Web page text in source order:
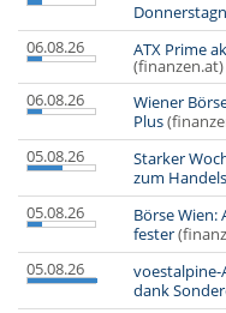
06.08.26
ATX Prime
(finanzen.at)
06.08.26
Wiener
Plus
05.08.26
Starker
zum
05.08.26
Börse Wien:
fester
05.08.26
dank